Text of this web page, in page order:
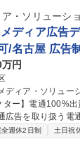
・ソリューシ
ディア広告
/名古屋 広告
円
ューション 求人名 未経験
】電通100%出資/
広告を取り扱う電
案件を受け、媒
全週休2日制 土日祝